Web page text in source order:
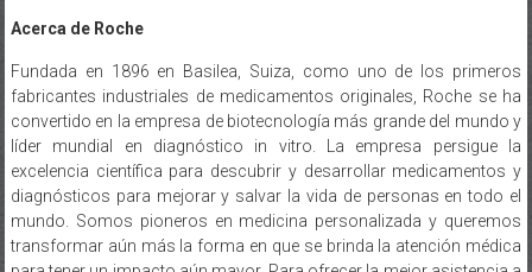
Acerca de Roche
Fundada en 1896 en Basilea, Suiza, como uno de los primeros
fabricantes industriales de medicamentos originales, Roche se ha
convertido en la empresa de biotecnología más grande del mundo y
líder mundial en diagnóstico in vitro. La empresa persigue la
excelencia científica para descubrir y desarrollar medicamentos y
diagnósticos para mejorar y salvar la vida de personas en todo el
mundo. Somos pioneros en medicina personalizada y queremos
transformar aún más la forma en que se brinda la atención médica